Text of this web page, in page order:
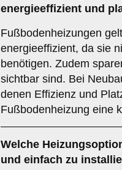
energieeffizient und
Fußbodenheizungen
energieeffizient, da sie
benötigen. Zudem
sichtbar sind. Bei
denen Effizienz und
Fußbodenheizung eine
Welche
und einfach zu